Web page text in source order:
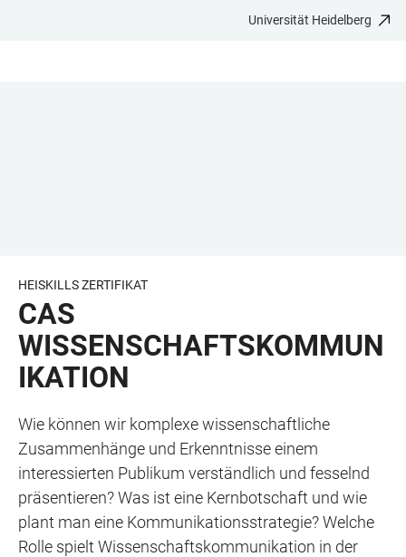
Universität Heidelberg
HEISKILLS ZERTIFIKAT
CAS
WISSENSCHAFTSKOMMUN
IKATION
Wie können wir komplexe wissenschaftliche
Zusammenhänge und Erkenntnisse einem
interessierten Publikum verständlich und fesselnd
präsentieren? Was ist eine Kernbotschaft und wie
plant man eine Kommunikationsstrategie? Welche
Rolle spielt Wissenschaftskommunikation in der